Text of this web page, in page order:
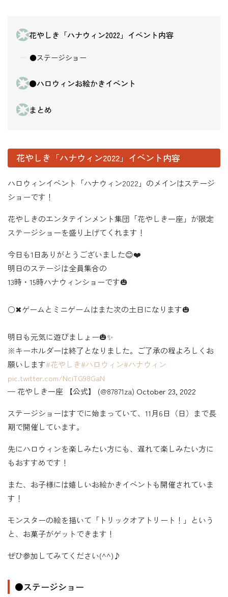
花やしき「ハナウィン2022」イベント内容
●ステージショー
●ハロウィンお絵かきイベント
まとめ
花やしき「ハナウィン2022」イベント内容
ハロウィンイベント「ハナウィン2022」のメインはステージ
ショーです！
花やしきのエンタテインメント集団「花やしき一座」が限定
ステージショーを盛り上げてくれます！
今日も1日ありがとうございました😊❤️
明日のステージは全員集合の
13時・15時ハナウィンショーです🎃
○✖︎ゲームとミニゲームはまた次の土日になります🎃
明日も元気に遊びましょー🎃✨
※キーホルダーは終了となりました。ご了承の程よろしくお
願いします#花やしき#ハロウィン#ハナウィン
pic.twitter.com/NciTG98GaN
— 花やしき一座 【公式】 (@87871za) October 23, 2022
ステージショーはすでに始まっていて、11月6日（日）まで長
期で開催しています。
先にハロウィンを楽しみたい方にも、遅れて楽しみたい方に
もおすすめです！
また、お子様には嬉しいお絵かきイベントも開催されていま
す！
モンスターの絵を描いて「トリックオアトリート！」という
と、お菓子がゲットできます！
ぜひ参加してみてください(^^)♪
●ステージショー